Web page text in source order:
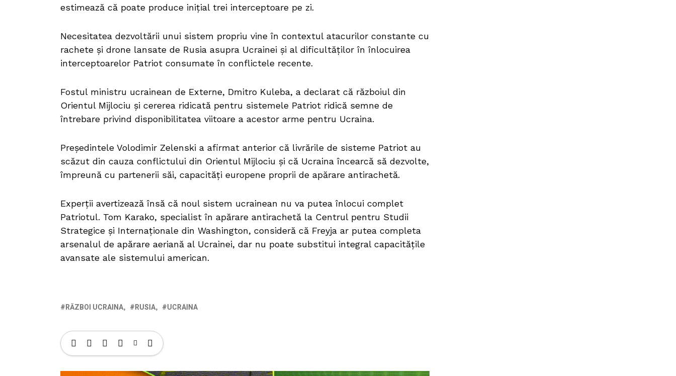
estimează că poate produce inițial trei interceptoare pe zi.
Necesitatea dezvoltării unui sistem propriu vine în contextul atacurilor constante cu
rachete și drone lansate de Rusia asupra Ucrainei și al dificultăților în înlocuirea
interceptoarelor Patriot consumate în conflictele recente.
Fostul ministru ucrainean de Externe, Dmitro Kuleba, a declarat că războiul din
Orientul Mijlociu și cererea ridicată pentru sistemele Patriot ridică semne de
întrebare privind disponibilitatea viitoare a acestor arme pentru Ucraina.
Președintele Volodimir Zelenski a afirmat anterior că livrările de sisteme Patriot au
scăzut din cauza conflictului din Orientul Mijlociu și că Ucraina încearcă să dezvolte,
împreună cu partenerii săi, capacități europene proprii de apărare antirachetă.
Experții avertizează însă că noul sistem ucrainean nu va putea înlocui complet
Patriotul. Tom Karako, specialist în apărare antirachetă la Centrul pentru Studii
Strategice și Internaționale din Washington, consideră că Freyja ar putea completa
arsenalul de apărare aeriană al Ucrainei, dar nu poate substitui integral capacitățile
avansate ale sistemului american.
RĂZBOI UCRAINA RUSIA UCRAINA